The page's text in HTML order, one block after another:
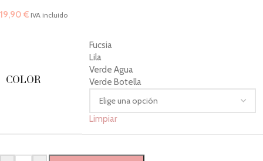
19,90 € IVA incluido
COLOR
Fucsia
Lila
Verde Agua
Verde Botella
Limpiar